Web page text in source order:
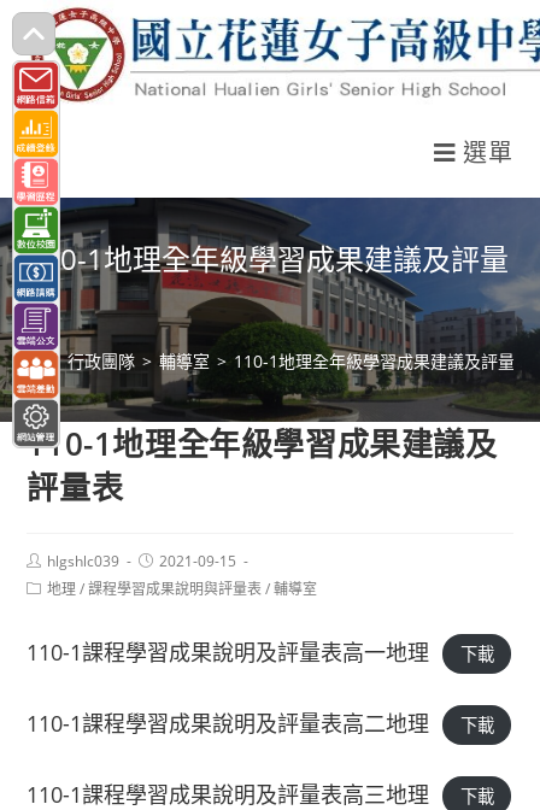
跳
轉
至
主
要
內
容
選單
110-1地理全年級學習成果建議及評量
表
> 行政團隊 > 輔導室 > 110-1地理全年級學習成果建議及評量表
110-1地理全年級學習成果建議及
評量表
Post
author:
hlgshlc039
Post
published:
2021-09-15
Post地理 / 課程學習成果說明與評量表 / 輔導室
110-1課程學習成果說明及評量表高一地理 下載
110-1課程學習成果說明及評量表高二地理 下載
110-1課程學習成果說明及評量表高三地理 下載